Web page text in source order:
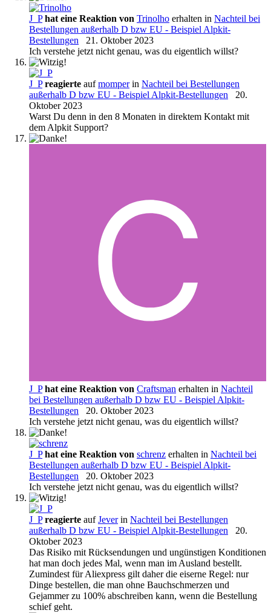
J_P hat eine Reaktion von Trinolho erhalten in Nachteil bei
Bestellungen außerhalb D bzw EU - Beispiel Alpkit-
Bestellungen
21. Oktober 2023
Ich verstehe jetzt nicht genau, was du eigentlich willst?
J_P reagierte aufmomperin Nachteil bei Bestellungen
außerhalb D bzw EU - Beispiel Alpkit-Bestellungen
20.
Oktober 2023
Warst Du denn in den 8 Monaten in direktem Kontakt mit
dem Alpkit Support?
J_P hat eine Reaktion von Craftsman erhalten in Nachteil
bei Bestellungen außerhalb D bzw EU - Beispiel Alpkit-
Bestellungen
20. Oktober 2023
Ich verstehe jetzt nicht genau, was du eigentlich willst?
J_P hat eine Reaktion von schrenz erhalten in Nachteil bei
Bestellungen außerhalb D bzw EU - Beispiel Alpkit-
Bestellungen
20. Oktober 2023
Ich verstehe jetzt nicht genau, was du eigentlich willst?
J_P reagierte aufJeverin Nachteil bei Bestellungen
außerhalb D bzw EU - Beispiel Alpkit-Bestellungen
20.
Oktober 2023
Das Risiko mit Rücksendungen und ungünstigen Konditionen
hat man doch jedes Mal, wenn man im Ausland bestellt.
Zumindest für Aliexpress gilt daher die eiserne Regel: nur
Dinge bestellen, die man ohne Bauchschmerzen und
Gejammer zu 100% abschreiben kann, wenn die Bestellung
schief geht.